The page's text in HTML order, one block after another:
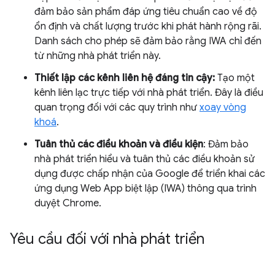
đảm bảo sản phẩm đáp ứng tiêu chuẩn cao về độ
ổn định và chất lượng trước khi phát hành rộng rãi.
Danh sách cho phép sẽ đảm bảo rằng IWA chỉ đến
từ những nhà phát triển này.
Thiết lập các kênh liên hệ đáng tin cậy: Tạo một
kênh liên lạc trực tiếp với nhà phát triển. Đây là điều
quan trọng đối với các quy trình như xoay vòng
khoá.
Tuân thủ các điều khoản và điều kiện: Đảm bảo
nhà phát triển hiểu và tuân thủ các điều khoản sử
dụng được chấp nhận của Google để triển khai các
ứng dụng Web App biệt lập (IWA) thông qua trình
duyệt Chrome.
Yêu cầu đối với nhà phát triển